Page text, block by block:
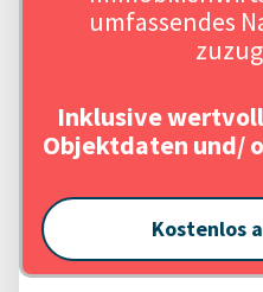
umfassendes
Inklusive
Objektdaten und/
Kostenlos